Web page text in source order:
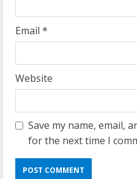
Email *
Website
Save my name, email,
for the next time I